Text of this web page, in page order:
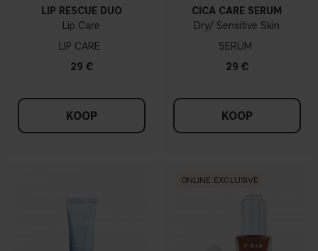
LIP RESCUE DUO
Lip Care
LIP CARE
29 €
KOOP
CICA CARE SERUM
Dry/ Sensitive Skin
SERUM
29 €
KOOP
ONLINE EXCLUSIVE